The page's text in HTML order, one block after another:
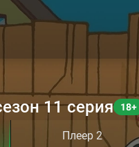
11 серия
Плеер 2